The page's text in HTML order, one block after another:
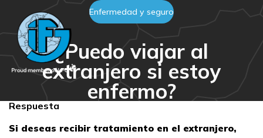
Enfermedad y seguro
¿Puedo viajar al
extranjero si estoy
enfermo?
Respuesta
Si deseas recibir tratamiento en el extranjero,